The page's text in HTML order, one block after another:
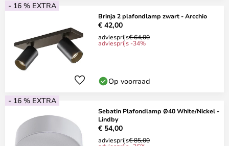
- 16 % EXTRA
Brinja 2 plafondlamp zwart - Arcchio
€ 42,00
adviesprijs€ 64,00
adviesprijs -34%
Op voorraad
- 16 % EXTRA
Sebatin Plafondlamp Ø40 White/Nickel -
Lindby
€ 54,00
adviesprijs€ 85,00